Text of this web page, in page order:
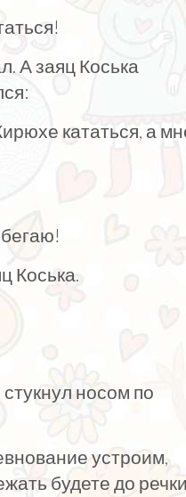
А заяц Коська
кататься, а
Коська.
носом по
устроим,
будете до